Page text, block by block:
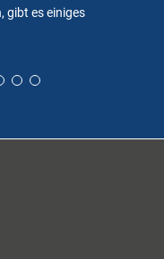
gibt es einiges